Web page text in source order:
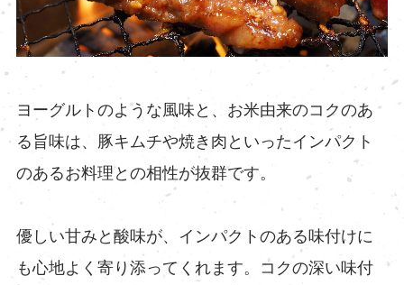
ヨーグルトのような風味と、お米由来のコクのあ
る旨味は、豚キムチや焼き肉といったインパクト
のあるお料理との相性が抜群です。
優しい甘みと酸味が、インパクトのある味付けに
も心地よく寄り添ってくれます。コクの深い味付